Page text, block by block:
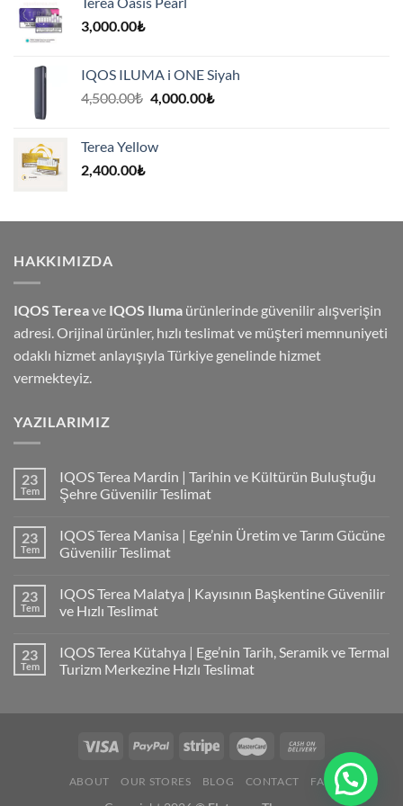
3,000.00₺
IQOS ILUMA i ONE Siyah
4,500.00₺ Orijinal
4,000.00₺Şu
Terea Yellow
2,400.00₺
HAKKIMIZDA
IQOS Tereave IQOS Iluma ürünlerinde güvenilir alışverişin
adresi. Orijinal ürünler, hızlı teslimat ve müşteri memnuniyeti
odaklı hizmet anlayışıyla Türkiye genelinde hizmet
vermekteyiz.
YAZILARIMIZ
23
Tem
IQOS Terea Mardin | Tarihin ve Kültürün Buluştuğu
Şehre Güvenilir Teslimat
23
Tem
IQOS Terea Manisa | Ege’nin Üretim ve Tarım Gücüne
Güvenilir Teslimat
23
Tem
IQOS Terea Malatya | Kayısının Başkentine Güvenilir
ve Hızlı Teslimat
23
Tem
IQOS Terea Kütahya | Ege’nin Tarih, Seramik ve Termal
Turizm Merkezine Hızlı Teslimat
ABOUT OUR STORES BLOG CONTACT FAQ